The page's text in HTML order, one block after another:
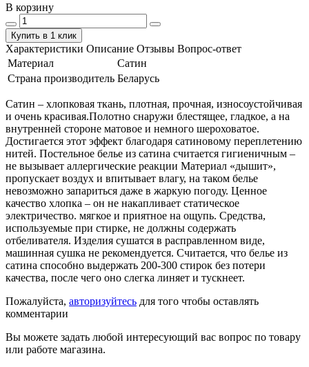
В корзину
Купить в 1 клик
Характеристики Описание Отзывы Вопрос-ответ
Материал
Сатин
Страна производитель Беларусь
Сатин – хлопковая ткань, плотная, прочная, износоустойчивая
и очень красивая.Полотно снаружи блестящее, гладкое, а на
внутренней стороне матовое и немного шероховатое.
Достигается этот эффект благодаря сатиновому переплетению
нитей. Постельное белье из сатина считается гигиеничным –
не вызывает аллергические реакции Материал «дышит»,
пропускает воздух и впитывает влагу, на таком белье
невозможно запариться даже в жаркую погоду. Ценное
качество хлопка – он не накапливает статическое
электричество. мягкое и приятное на ощупь. Средства,
используемые при стирке, не должны содержать
отбеливателя. Изделия сушатся в расправленном виде,
машинная сушка не рекомендуется. Считается, что белье из
сатина способно выдержать 200-300 стирок без потери
качества, после чего оно слегка линяет и тускнеет.
Пожалуйста, авторизуйтесь для того чтобы оставлять
комментарии
Вы можете задать любой интересующий вас вопрос по товару
или работе магазина.